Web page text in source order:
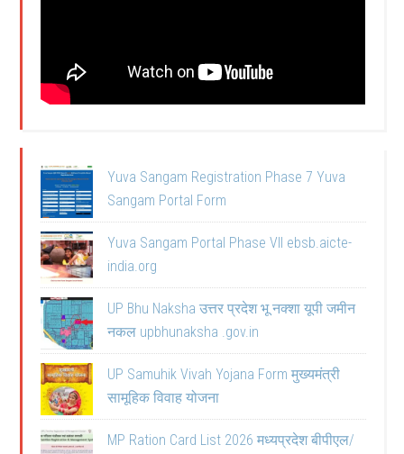
Yuva Sangam Registration Phase 7 Yuva
Sangam Portal Form
Yuva Sangam Portal Phase VII ebsb.aicte-
india.org
UP Bhu Naksha उत्तर प्रदेश भू नक्शा यूपी जमीन
नकल upbhunaksha .gov.in
UP Samuhik Vivah Yojana Form मुख्यमंत्री
सामूहिक विवाह योजना
MP Ration Card List 2026 मध्यप्रदेश बीपीएल/